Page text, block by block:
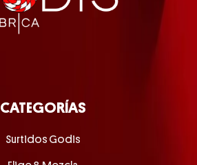
CATEGORÍAS
Surtidos Godis